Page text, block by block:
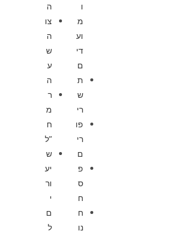
ו
מ
וע
די
ם
ת
ש
רי
פו
רי
ם
פ
ס
ח
ח
נו
ה
צו
ה
ש
ע
ה
ר
מ
ח
”ל
ש
יע
ור
י
ם
ל